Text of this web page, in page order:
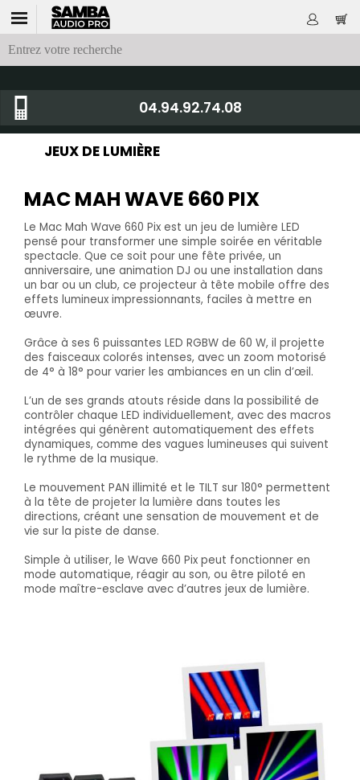
04.94.92.74.08
JEUX DE LUMIÈRE
MAC MAH WAVE 660 PIX
Le Mac Mah Wave 660 Pix est un jeu de lumière LED
pensé pour transformer une simple soirée en véritable
spectacle. Que ce soit pour une fête privée, un
anniversaire, une animation DJ ou une installation dans
un bar ou un club, ce projecteur à tête mobile offre des
effets lumineux impressionnants, faciles à mettre en
œuvre.
Grâce à ses 6 puissantes LED RGBW de 60 W, il projette
des faisceaux colorés intenses, avec un zoom motorisé
de 4° à 18° pour varier les ambiances en un clin d’œil.
L’un de ses grands atouts réside dans la possibilité de
contrôler chaque LED individuellement, avec des macros
intégrées qui génèrent automatiquement des effets
dynamiques, comme des vagues lumineuses qui suivent
le rythme de la musique.
Le mouvement PAN illimité et le TILT sur 180° permettent
à la tête de projeter la lumière dans toutes les
directions, créant une sensation de mouvement et de
vie sur la piste de danse.
Simple à utiliser, le Wave 660 Pix peut fonctionner en
mode automatique, réagir au son, ou être piloté en
mode maître-esclave avec d’autres jeux de lumière.